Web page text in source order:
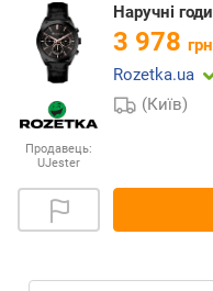
Продавець:
UJester
Наручні
3 978
Rozetka.ua
(Київ)